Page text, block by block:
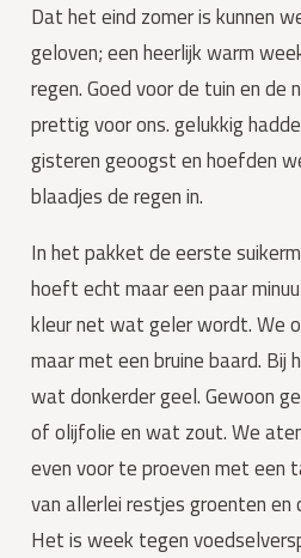
Dat het eind zomer is kunnen
geloven; een heerlijk warm
regen. Goed voor de tuin en de
prettig voor ons. gelukkig
gisteren geoogst en hoefden
blaadjes de regen in.
In het pakket de eerste
hoeft echt maar een paar
kleur net wat geler wordt. We
maar met een bruine baard. Bij
wat donkerder geel. Gewoon
of olijfolie en wat zout. We
even voor te proeven met een
van allerlei restjes groenten en
Het is week tegen